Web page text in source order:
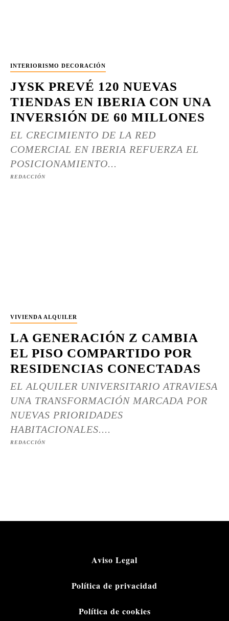
INTERIORISMO DECORACIÓN
JYSK PREVÉ 120 NUEVAS
TIENDAS EN IBERIA CON UNA
INVERSIÓN DE 60 MILLONES
EL CRECIMIENTO DE LA RED
COMERCIAL EN IBERIA REFUERZA EL
POSICIONAMIENTO...
REDACCIÓN
VIVIENDA ALQUILER
LA GENERACIÓN Z CAMBIA
EL PISO COMPARTIDO POR
RESIDENCIAS CONECTADAS
EL ALQUILER UNIVERSITARIO ATRAVIESA
UNA TRANSFORMACIÓN MARCADA POR
NUEVAS PRIORIDADES
HABITACIONALES....
REDACCIÓN
Aviso Legal
Política de privacidad
Política de cookies